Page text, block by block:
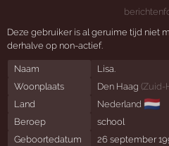
Deze gebruiker is al geruime tijd niet
derhalve op non-actief.
Naam
Lisa.
Woonplaats
Den Haag (Zuid-
Land
Nederland 🇳🇱
Beroep
school
Geboortedatum
26 september